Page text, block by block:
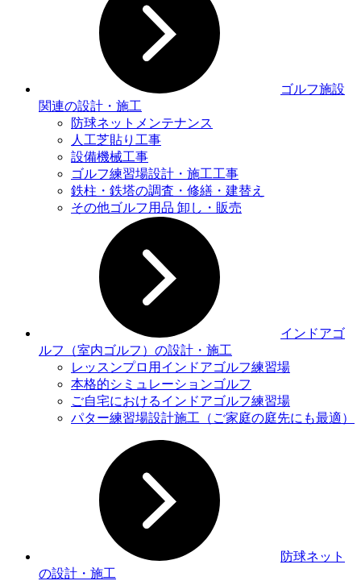
ゴルフ施設
関連の設計・施工
防球ネットメンテナンス
人工芝貼り工事
設備機械工事
ゴルフ練習場設計・施工工事
鉄柱・鉄塔の調査・修繕・建替え
その他ゴルフ用品 卸し・販売
インドアゴ
ルフ（室内ゴルフ）の設計・施工
レッスンプロ用インドアゴルフ練習場
本格的シミュレーションゴルフ
ご自宅におけるインドアゴルフ練習場
パター練習場設計施工（ご家庭の庭先にも最適）
防球ネット
の設計・施工